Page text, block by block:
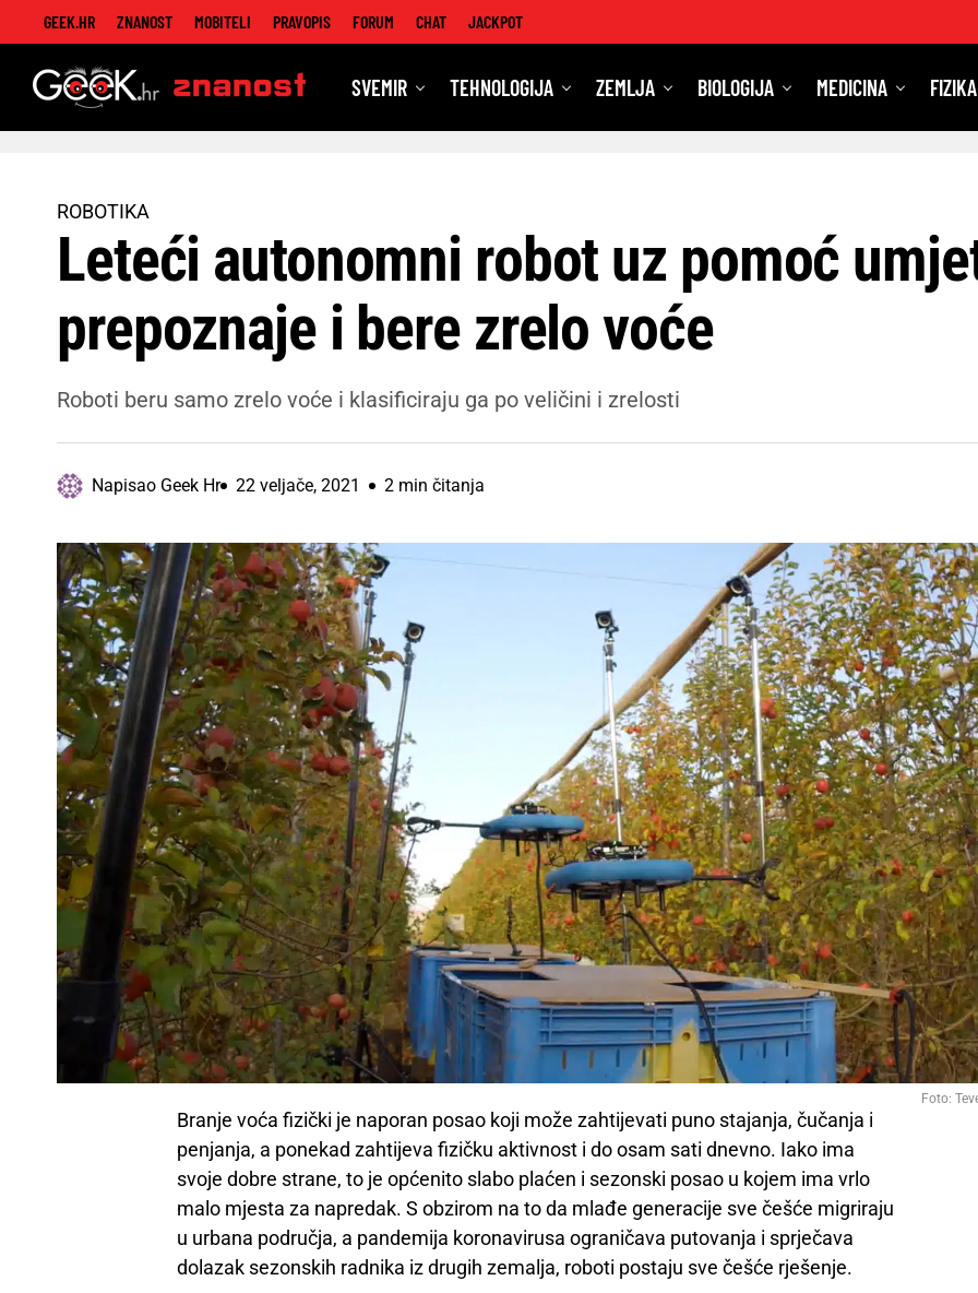
GEEK.HR ZNANOST MOBITELI PRAVOPIS FORUM CHAT JACKPOT
Znanost
SVEMIR TEHNOLOGIJA ZEMLJA BIOLOGIJA MEDICINA
ROBOTIKA
Leteći autonomni robot uz pomoć
prepoznaje i bere zrelo voće
Roboti beru samo zrelo voće i klasificiraju ga po veličini i zrelosti
Napisao Geek Hr 22 veljače, 2021 2 min čitanja
Foto:
Branje voća fizički je naporan posao koji može zahtijevati puno stajanja, čučanja i
penjanja, a ponekad zahtijeva fizičku aktivnost i do osam sati dnevno. Iako ima
svoje dobre strane, to je općenito slabo plaćen i sezonski posao u kojem ima vrlo
malo mjesta za napredak. S obzirom na to da mlađe generacije sve češće migriraju
u urbana područja, a pandemija koronavirusa ograničava putovanja i sprječava
dolazak sezonskih radnika iz drugih zemalja, roboti postaju sve češće rješenje.